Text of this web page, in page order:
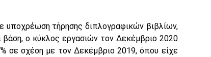
υποχρέωση τήρησης διπλογραφικών βιβλίων,
βάση, ο κύκλος εργασιών τον Δεκέμβριο 2020
σε σχέση με τον Δεκέμβριο 2019, όπου είχε